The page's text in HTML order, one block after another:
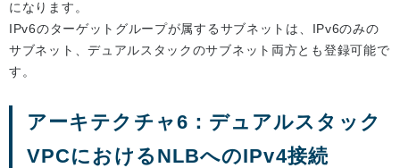
になります。
IPv6のターゲットグループが属するサブネットは、IPv6のみの
サブネット、デュアルスタックのサブネット両方とも登録可能で
す。
アーキテクチャ6：デュアルスタック
VPCにおけるNLBへのIPv4接続